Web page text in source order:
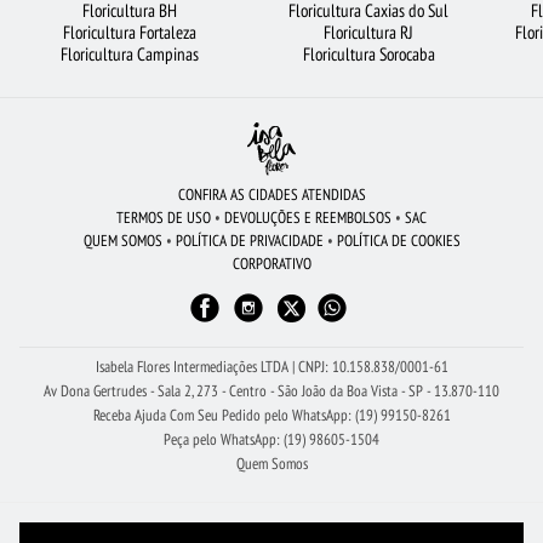
FLORICULTURA UBERLÂNDIA FLORICULTURA PORTO ALEGRE
FLORICULTURA JOÃO PESSOA
URSO DE PELÚCIA
FLORICULTURA NITERÓI BUQUÊ DE 20 ROSAS VERMELHAS
CIDADES MAIS PROCURADAS ORQUÍDEAS
FLORICULTURA CAMPINAS FLORICULTURA SÃO BERNARDO DO CAMPO
Floricultura BH
Floricultura Fortaleza
Floricultura Campinas
Floricultura Caxias do Sul
Floricultura RJ
Floricultura Sorocaba
CONFIRA AS CIDADES ATENDIDAS
TERMOS DE USO • DEVOLUÇÕES E REEMBOLSOS • SAC
QUEM SOMOS • POLÍTICA DE PRIVACIDADE • POLÍTICA DE COOKIES
CORPORATIVO
Isabela Flores Intermediações LTDA | CNPJ: 10.158.838/0001-61
Av Dona Gertrudes - Sala 2, 273 - Centro - São João da Boa Vista - SP - 13.870-110
Receba Ajuda Com Seu Pedido pelo WhatsApp: (19) 99150-8261
Peça pelo WhatsApp: (19) 98605-1504
Quem Somos